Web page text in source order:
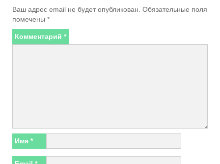
Ваш адрес email не будет опубликован. Обязательные поля
помечены *
Комментарий *
Имя *